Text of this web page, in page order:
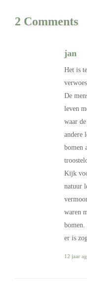
2 Comments
jan
Het is
De
leven
waar
andere
bomen
Kijk
natuur
waren
bomen.
er is
12 jaar